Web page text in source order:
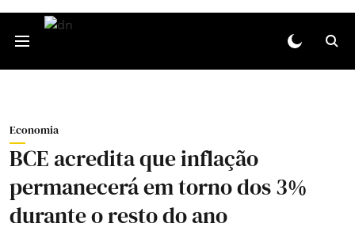
Economia
BCE acredita que inflação
permanecerá em torno dos 3%
durante o resto do ano